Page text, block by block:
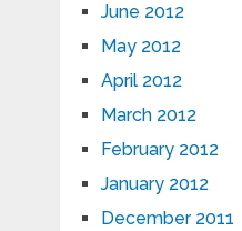
June 2012
May 2012
April 2012
March 2012
February 2012
January 2012
December 2011